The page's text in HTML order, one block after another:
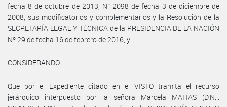
fecha 8 de octubre de 2013, N° 2098 de fecha 3 de diciembre de
2008, sus modificatorios y complementarios y la Resolución de la
SECRETARÍA LEGAL Y TÉCNICA de la PRESIDENCIA DE LA NACIÓN
Nº 29 de fecha 16 de febrero de 2016, y
CONSIDERANDO:
Que por el Expediente citado en el VISTO tramita el recurso
jerárquico interpuesto por la señora Marcela MATIAS (D.N.l.